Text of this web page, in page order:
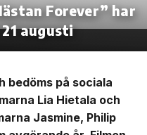
Forever” har
augusti
bedöms på sociala
Lia Hietala och
Jasmine, Philip